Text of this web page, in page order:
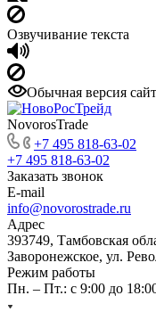
Озвучивание текста
Обычная версия
NovorosTrade
+7 495 818-63-02
+7 495 818-63-02
Заказать звонок
E-mail
info@novorostrade.ru
Адрес
393749, Тамбовская
Заворонежское, ул.
Режим работы
Пн. – Пт.: с 9:00 до